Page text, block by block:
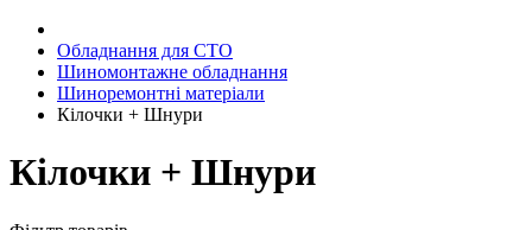
Обладнання для СТО
Шиномонтажне обладнання
Шиноремонтні матеріали
Кілочки + Шнури
Кілочки + Шнури